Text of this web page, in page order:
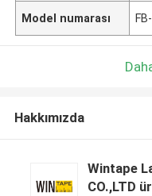
Model numarası
Hakkımızda
Wintape
CO.,LTD